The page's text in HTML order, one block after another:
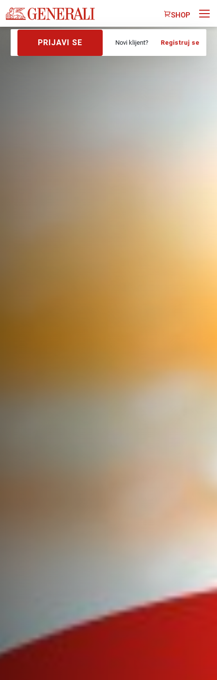
SHOP
PRIJAVI SE Novi klijent? Registruj se